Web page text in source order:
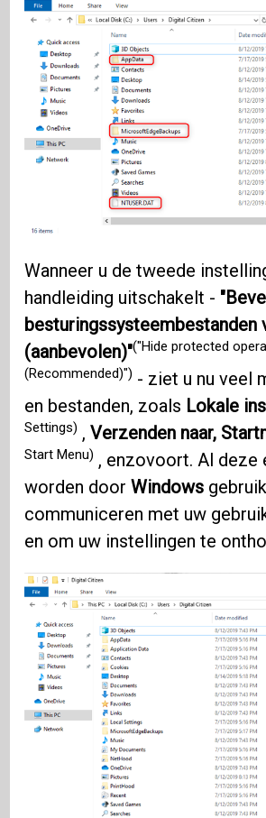
Wanneer u de tweede
handleiding uitschakelt -
besturingssysteembestanden
(aanbevolen)"("Hide protected
(Recommended)") - ziet u nu veel
en bestanden, zoals Lokale
Settings) ,Verzenden naar,
Start Menu) , enzovoort. Al deze
worden doorWindows
communiceren met uw
en om uw instellingen te